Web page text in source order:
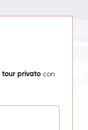
tour privato con